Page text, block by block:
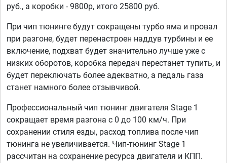
руб., а коробки - 9800р, итого 25800 руб.
При чип тюнинге будут сокращены турбо яма и провал
при разгоне, будет перенастроен наддув турбины и ее
включение, подхват будет значительно лучше уже с
низких оборотов, коробка передач перестанет тупить, и
будет переключать более адекватно, а педаль газа
станет намного более отзывчивой.
Профессиональный чип тюнинг двигателя Stage 1
сокращает время разгона с 0 до 100 км/ч. При
сохранении стиля езды, расход топлива после чип
тюнинга не увеличивается. Чип-тюнинг Stage 1
рассчитан на сохранение ресурса двигателя и КПП.